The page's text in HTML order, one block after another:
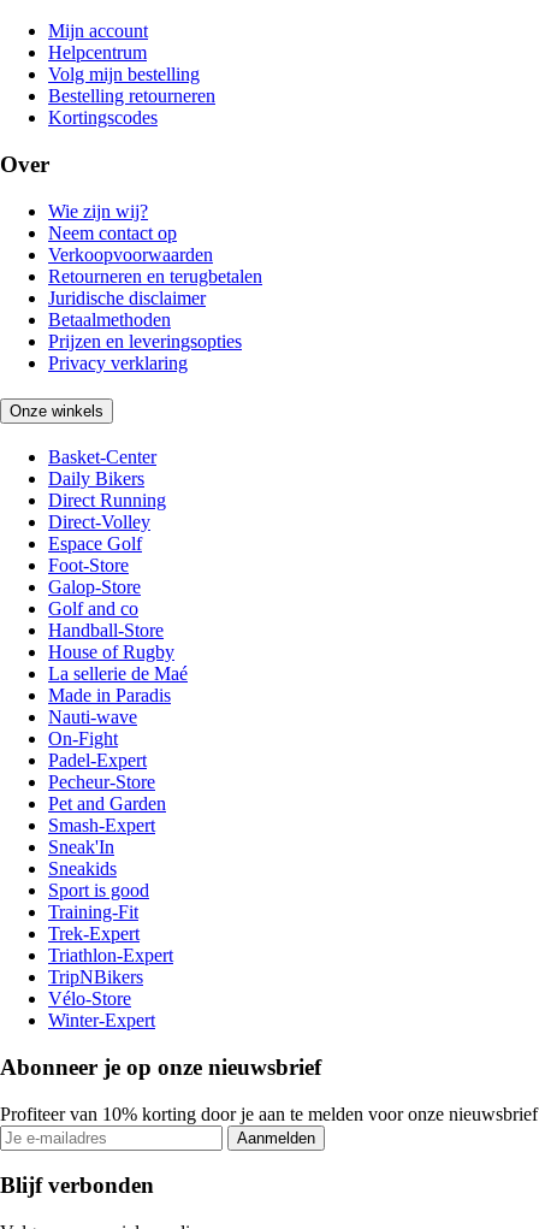
Mijn account
Helpcentrum
Volg mijn bestelling
Bestelling retourneren
Kortingscodes
Over
Wie zijn wij?
Neem contact op
Verkoopvoorwaarden
Retourneren en terugbetalen
Juridische disclaimer
Betaalmethoden
Prijzen en leveringsopties
Privacy verklaring
Onze winkels
Basket-Center
Daily Bikers
Direct Running
Direct-Volley
Espace Golf
Foot-Store
Galop-Store
Golf and co
Handball-Store
House of Rugby
La sellerie de Maé
Made in Paradis
Nauti-wave
On-Fight
Padel-Expert
Pecheur-Store
Pet and Garden
Smash-Expert
Sneak'In
Sneakids
Sport is good
Training-Fit
Trek-Expert
Triathlon-Expert
TripNBikers
Vélo-Store
Winter-Expert
Abonneer je op onze nieuwsbrief
Profiteer van 10% korting door je aan te melden voor onze nieuwsbrief
Aanmelden
Blijf verbonden